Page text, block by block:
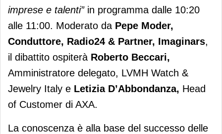
imprese e talenti” in programma dalle 10:20
alle 11:00. Moderato da Pepe Moder,
Conduttore, Radio24 & Partner, Imaginars,
il dibattito ospiterà Roberto Beccari,
Amministratore delegato, LVMH Watch &
Jewelry Italy e Letizia D’Abbondanza, Head
of Customer di AXA.
La conoscenza è alla base del successo delle